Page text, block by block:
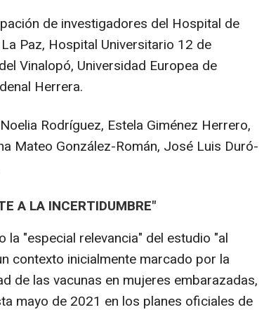
de investigadores del Hospital de
Paz, Hospital Universitario 12 de
Vinalopó, Universidad Europea de
Herrera.
Rodríguez, Estela Giménez Herrero,
Mateo González-Román, José Luis Duró-
A LA INCERTIDUMBRE"
la "especial relevancia" del estudio "al
contexto inicialmente marcado por la
de las vacunas en mujeres embarazadas,
mayo de 2021 en los planes oficiales de